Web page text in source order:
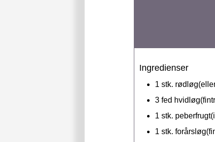
Ingredienser
1 stk.
3 fed
1 stk.
1 stk.